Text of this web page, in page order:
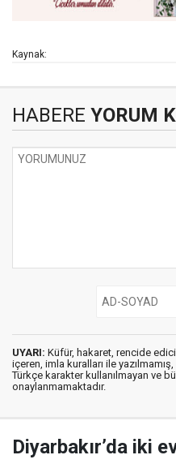
Kaynak:
HABERE YORUM
UYARI: Küfür, hakaret, rencide
içeren, imla kuralları ile yazılmamış,
Türkçe karakter kullanılmayan ve
onaylanmamaktadır.
Diyarbakır’da iki